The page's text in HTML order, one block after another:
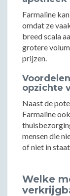
Farmaline
omdat ze
breed scala
grotere
prijzen.
opzichte
Naast de
Farmaline
mensen die
of niet in
Welke